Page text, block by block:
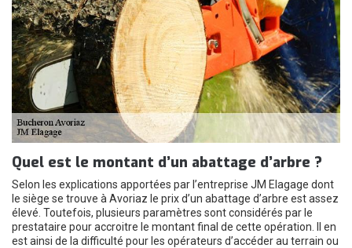
Quel est le montant d’un abattage d’arbre ?
Selon les explications apportées par l’entreprise JM Elagage dont
le siège se trouve à Avoriaz le prix d’un abattage d’arbre est assez
élevé. Toutefois, plusieurs paramètres sont considérés par le
prestataire pour accroitre le montant final de cette opération. Il en
est ainsi de la difficulté pour les opérateurs d’accéder au terrain ou